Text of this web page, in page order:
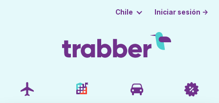
Chile Iniciar sesión →